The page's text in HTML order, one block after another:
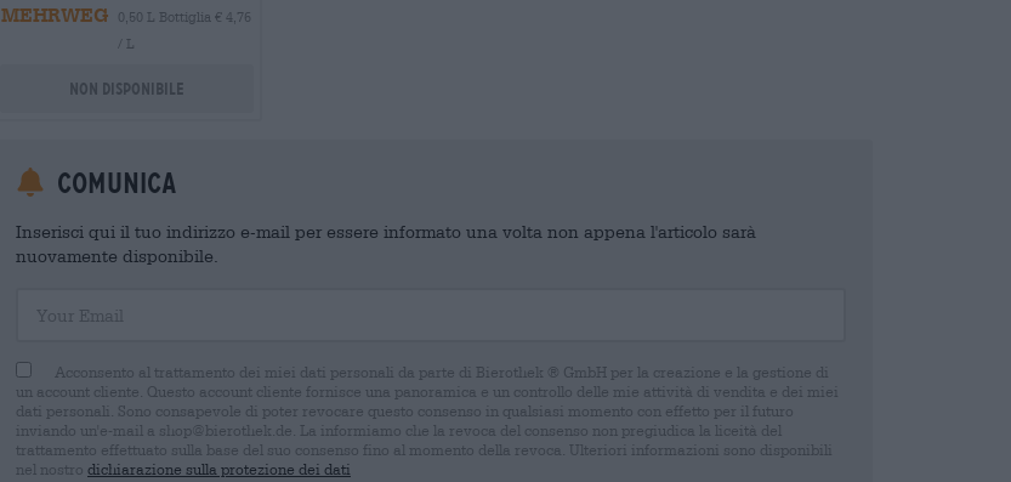
MEHRWEG
0,50 L Bottiglia € 4,76
/ L
Non disponibile
Comunica
Inserisci qui il tuo indirizzo e-mail per essere informato una volta non appena l'articolo sarà
nuovamente disponibile.
Acconsento al trattamento dei miei dati personali da parte di Bierothek ® GmbH per la creazione e la gestione di
un account cliente. Questo account cliente fornisce una panoramica e un controllo delle mie attività di vendita e dei miei
dati personali. Sono consapevole di poter revocare questo consenso in qualsiasi momento con effetto per il futuro
inviando un'e-mail a shop@bierothek.de. La informiamo che la revoca del consenso non pregiudica la liceità del
trattamento effettuato sulla base del suo consenso fino al momento della revoca. Ulteriori informazioni sono disponibili
nel nostro dichiarazione sulla protezione dei dati